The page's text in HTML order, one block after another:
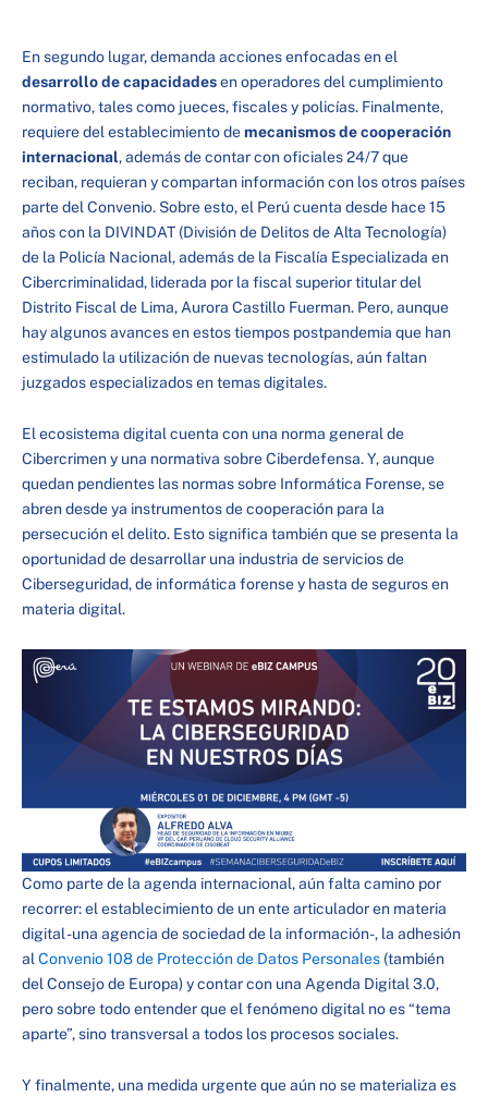
En segundo lugar, demanda acciones enfocadas en el
desarrollo de capacidadesen operadores del cumplimiento
normativo, tales como jueces, fiscales y policías. Finalmente,
requiere del establecimiento demecanismos de cooperación
internacional, además de contar con oficiales 24/7 que
reciban, requieran y compartan información con los otros países
parte del Convenio. Sobre esto, el Perú cuenta desde hace 15
años con la DIVINDAT (División de Delitos de Alta Tecnología)
de la Policía Nacional, además de la Fiscalía Especializada en
Cibercriminalidad, liderada por la fiscal superior titular del
Distrito Fiscal de Lima, Aurora Castillo Fuerman. Pero, aunque
hay algunos avances en estos tiempos postpandemia que han
estimulado la utilización de nuevas tecnologías, aún faltan
juzgados especializados en temas digitales.
El ecosistema digital cuenta con una norma general de
Cibercrimen y una normativa sobre Ciberdefensa. Y, aunque
quedan pendientes las normas sobre Informática Forense, se
abren desde ya instrumentos de cooperación para la
persecución el delito. Esto significa también que se presenta la
oportunidad de desarrollar una industria de servicios de
Ciberseguridad, de informática forense y hasta de seguros en
materia digital.
Como parte de la agenda internacional, aún falta camino por
recorrer: el establecimiento de un ente articulador en materia
digital -una agencia de sociedad de la información-, la adhesión
al Convenio 108 de Protección de Datos Personales (también
del Consejo de Europa) y contar con una Agenda Digital 3.0,
pero sobre todo entender que el fenómeno digital no es “tema
aparte”, sino transversal a todos los procesos sociales.
Y finalmente, una medida urgente que aún no se materializa es